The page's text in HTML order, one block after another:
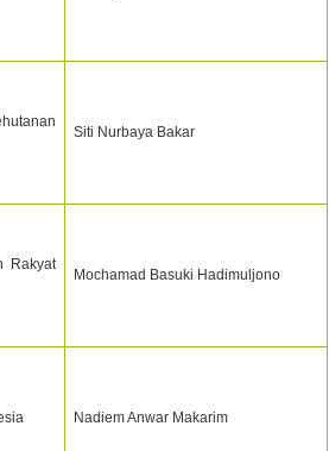
Siti Nurbaya Bakar
Rakyat
Mochamad Basuki Hadimuljono
Nadiem Anwar Makarim